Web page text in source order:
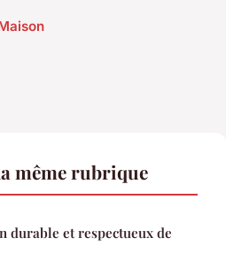
même rubrique
durable et respectueux de